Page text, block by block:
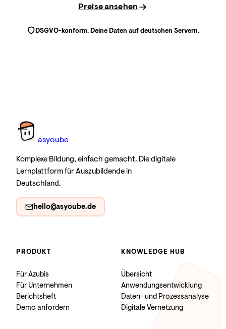
Preise ansehen
DSGVO-konform. Deine Daten auf deutschen Servern.
asyoube
Komplexe Bildung, einfach gemacht. Die digitale
Lernplattform für Auszubildende in
Deutschland.
hello@asyoube.de
PRODUKT
Für Azubis
Für Unternehmen
Berichtsheft
Demo anfordern
KNOWLEDGE HUB
Übersicht
Anwendungsentwicklung
Daten- und Prozessanalyse
Digitale Vernetzung